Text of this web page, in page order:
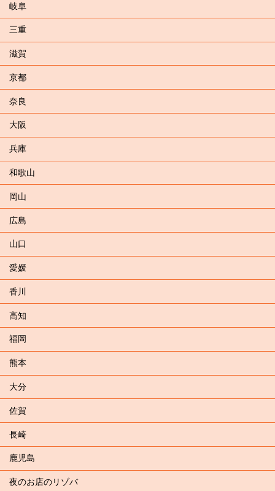
岐阜
三重
滋賀
京都
奈良
大阪
兵庫
和歌山
岡山
広島
山口
愛媛
香川
高知
福岡
熊本
大分
佐賀
長崎
鹿児島
夜のお店のリゾバ